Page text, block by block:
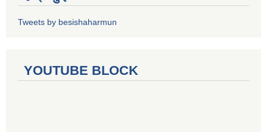
Tweets by besishaharmun
YOUTUBE BLOCK